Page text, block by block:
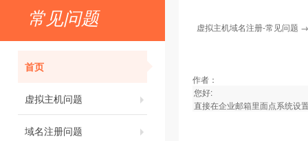
常见问题
首页
虚拟主机问题
域名注册问题
虚拟主机域名注册-常见问题
作者：
您好:
直接在企业邮箱里面点系统设